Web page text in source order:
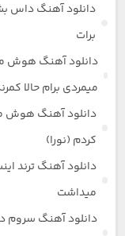
دانلود آهنگ داس
برات
دانلود آهنگ هوش
میمردی برام حالا
دانلود آهنگ هوش
کردم (نورا)
دانلود آهنگ ترند
میداشت
دانلود آهنگ سروم